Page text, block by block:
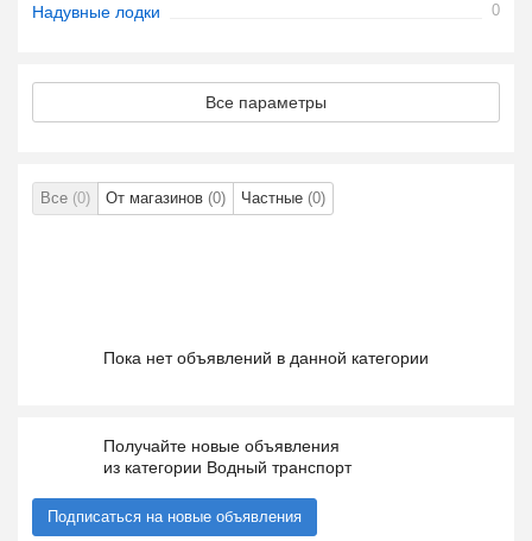
Надувные лодки 0
Все параметры
Все (0) От магазинов (0) Частные (0)
Пока нет объявлений в данной категории
Получайте новые объявления
из категории Водный транспорт
Подписаться на новые объявления